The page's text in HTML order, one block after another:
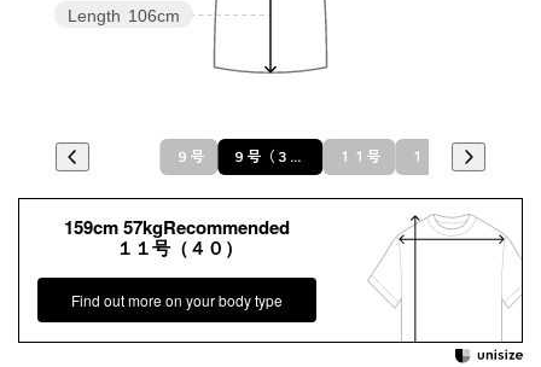
Length 106cm
９号 ９号（３８） １１号 １１号（４０）
159cm 57kgRecommended
１１号（４０）
Find out more on your body type